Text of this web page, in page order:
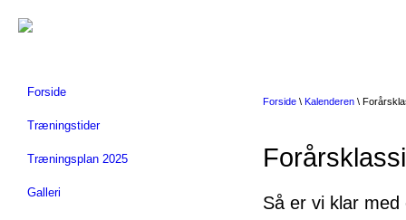
Forside
Træningstider
Træningsplan 2025
Galleri
Forside \ Kalenderen \
Så er vi klar